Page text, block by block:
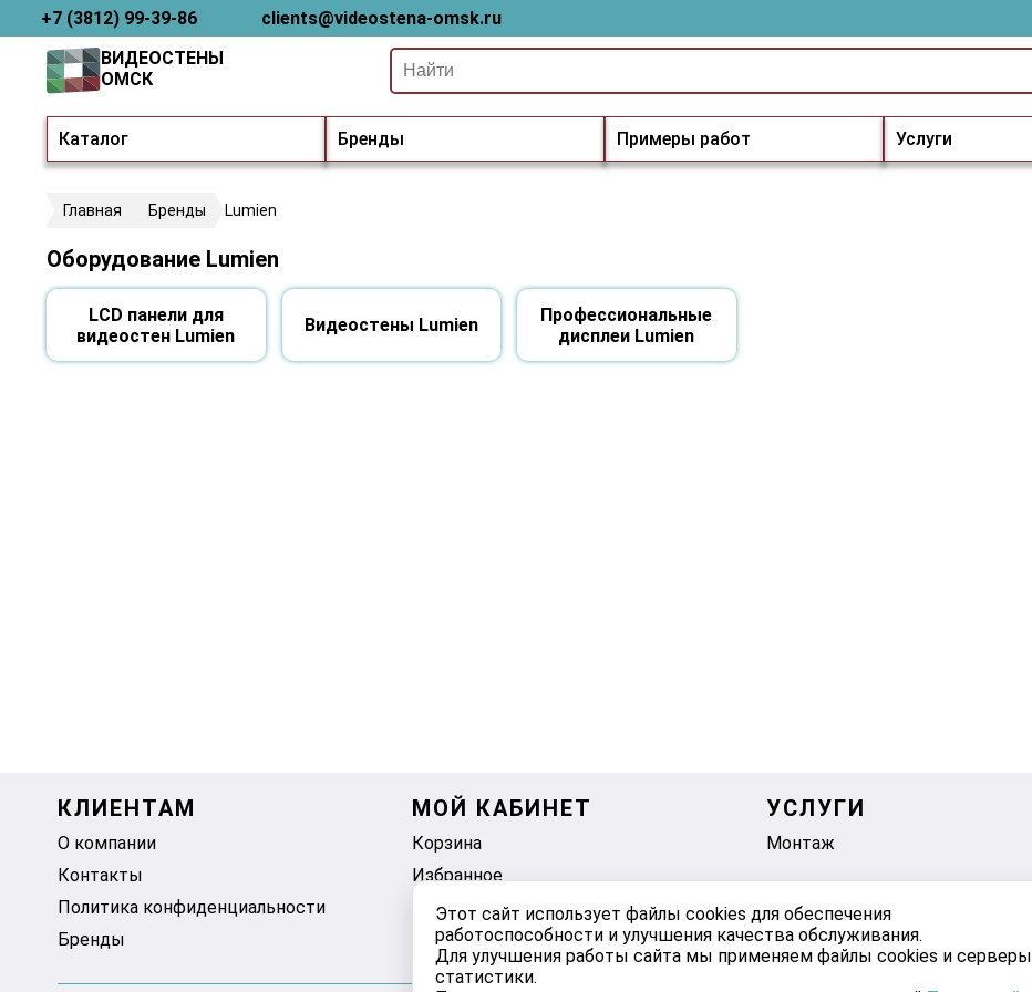
Этот сайт использует файлы cookies для обеспечения
работоспособности и улучшения качества обслуживания.
Для улучшения работы сайта мы применяем файлы cookies и серверы
статистики.
+7 (3812) 99-39-86 clients@videostena-omsk.ru
Каталог Бренды Примеры работ Услуги
ВИДЕОСТЕНЫ
ОМСК
Главная Бренды Lumien
Оборудование Lumien
LCD панели для
видеостен Lumien
Видеостены Lumien
Профессиональные
дисплеи Lumien
КЛИЕНТАМ
О компании
Контакты
Политика конфиденциальности
Бренды
МОЙ КАБИНЕТ
Корзина
Избранное
УСЛУГИ
Монтаж